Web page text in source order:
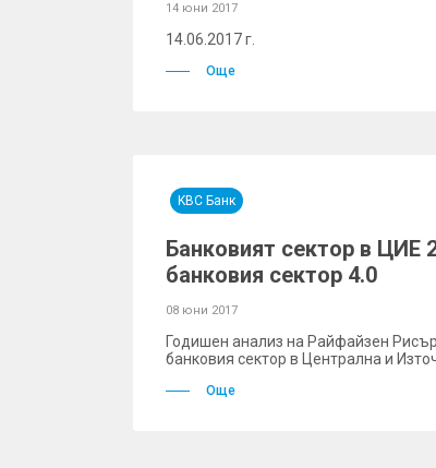
14 юни 2017
14.06.2017 г.
Още
KBC Банк
Банковият сектор в ЦИЕ
банковия сектор 4.0
08 юни 2017
Годишен анализ на Райфайзен
банковия сектор в Централна и
Още